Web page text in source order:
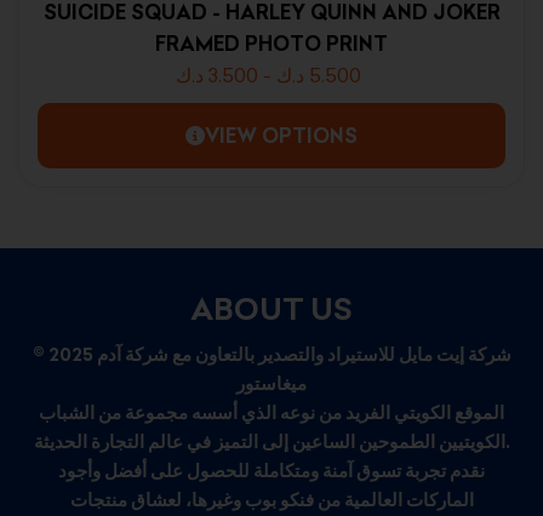
SUICIDE SQUAD - HARLEY QUINN AND JOKER
FRAMED PHOTO PRINT
3.500 د.ك - 5.500 د.ك
VIEW OPTIONS
ABOUT US
© 2025 شركة إيت مايل للاستيراد والتصدير بالتعاون مع شركة آدم
ميغاستور
الموقع الكويتي الفريد من نوعه الذي أسسه مجموعة من الشباب
الكويتيين الطموحين الساعين إلى التميز في عالم التجارة الحديثة.
نقدم تجربة تسوق آمنة ومتكاملة للحصول على أفضل وأجود
الماركات العالمية من فنكو بوب وغيرها، لعشاق منتجات